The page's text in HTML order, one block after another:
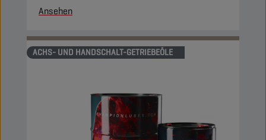
Ansehen
ACHS- UND HANDSCHALT-GETRIEBEÖLE